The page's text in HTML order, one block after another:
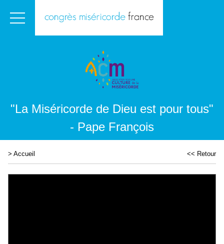
"La Miséricorde de Dieu est pour tous"
- Pape François
> Accueil << Retour